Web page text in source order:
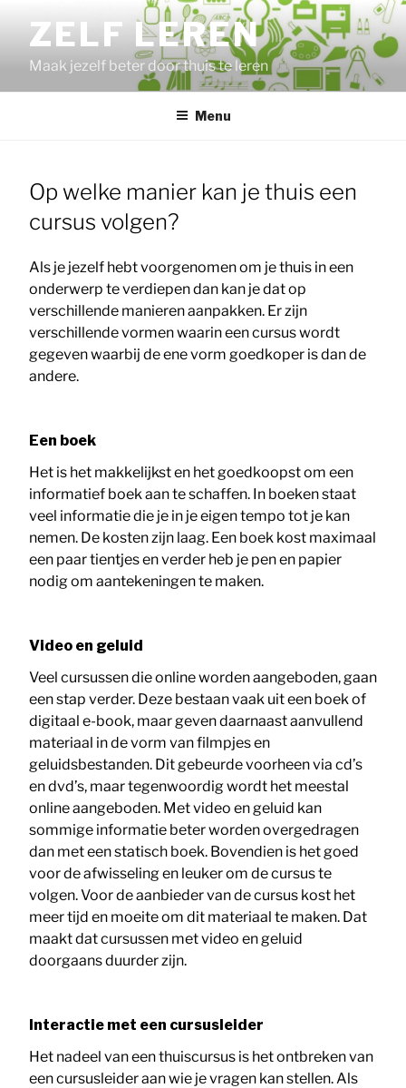
inhoud
ZELF LEREN
Maak jezelf beter door thuis te leren
Menu
Op welke manier kan je thuis een
cursus volgen?
Als je jezelf hebt voorgenomen om je thuis in een
onderwerp te verdiepen dan kan je dat op
verschillende manieren aanpakken. Er zijn
verschillende vormen waarin een cursus wordt
gegeven waarbij de ene vorm goedkoper is dan de
andere.
Een boek
Het is het makkelijkst en het goedkoopst om een
informatief boek aan te schaffen. In boeken staat
veel informatie die je in je eigen tempo tot je kan
nemen. De kosten zijn laag. Een boek kost maximaal
een paar tientjes en verder heb je pen en papier
nodig om aantekeningen te maken.
Video en geluid
Veel cursussen die online worden aangeboden, gaan
een stap verder. Deze bestaan vaak uit een boek of
digitaal e-book, maar geven daarnaast aanvullend
materiaal in de vorm van filmpjes en
geluidsbestanden. Dit gebeurde voorheen via cd’s
en dvd’s, maar tegenwoordig wordt het meestal
online aangeboden. Met video en geluid kan
sommige informatie beter worden overgedragen
dan met een statisch boek. Bovendien is het goed
voor de afwisseling en leuker om de cursus te
volgen. Voor de aanbieder van de cursus kost het
meer tijd en moeite om dit materiaal te maken. Dat
maakt dat cursussen met video en geluid
doorgaans duurder zijn.
Interactie met een cursusleider
Het nadeel van een thuiscursus is het ontbreken van
een cursusleider aan wie je vragen kan stellen. Als